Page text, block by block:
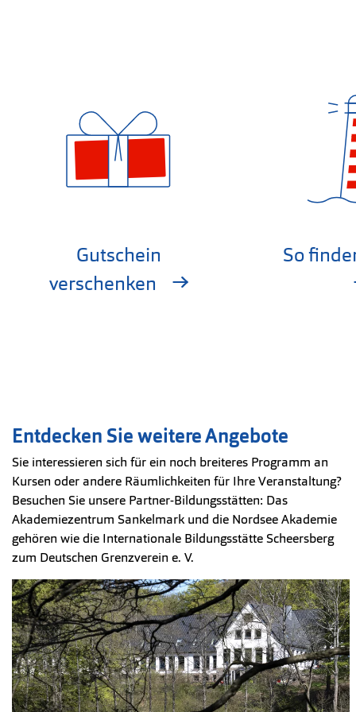
Gutschein
verschenken
So
Entdecken Sie weitere Angebote
Sie interessieren sich für ein noch breiteres Programm an
Kursen oder andere Räumlichkeiten für Ihre Veranstaltung?
Besuchen Sie unsere Partner-Bildungsstätten: Das
Akademiezentrum Sankelmark und die Nordsee Akademie
gehören wie die Internationale Bildungsstätte Scheersberg
zum Deutschen Grenzverein e. V.